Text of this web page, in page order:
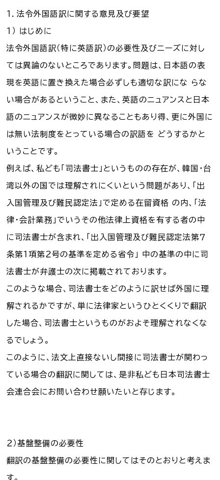
１．法令外国語訳に関する意見及び要望
１） はじめに
法令外国語訳（特に英語訳）の必要性及びニーズに対し
ては異論のないところであります。問題は、日本語の表
現を英語に置き換えた場合必ずしも適切な訳にな らな
い場合があるということ、また、英語のニュアンスと日本
語のニュアンスが微妙に異なることもあり得、更に外国に
は無い法制度をとっている場合の訳語を どうするかと
いうことです。
例えば、私ども「司法書士」というものの存在が、韓国・台
湾以外の国では理解されにくいという問題があり、「出
入国管理及び難民認定法」で定める在留資格 の内、「法
律・会計業務」でいうその他法律上資格を有する者の中
に司法書士が含まれ、「出入国管理及び難民認定法第７
条第１項第２号の基準を定める省令」 中の基準の中に司
法書士が弁護士の次に掲載されております。
このような場合、司法書士をどのように訳せば外国に理
解されるかですが、単に法律家というひとくくりで翻訳
した場合、司法書士というものがおよそ理解されなくな
るでしょう。
このように、法文上直接ないし間接に司法書士が関わっ
ている場合の翻訳に関しては、是非私ども日本司法書士
会連合会にお問い合わせ願いたいと存じます。
２）基盤整備の必要性
翻訳の基盤整備の必要性に関してはそのとおりと考えま
す。